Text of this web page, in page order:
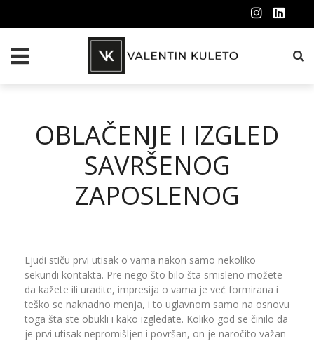
OBLAČENJE I IZGLED
SAVRŠENOG
ZAPOSLENOG
Ljudi stiču prvi utisak o vama nakon samo nekoliko
sekundi kontakta. Pre nego što bilo šta smisleno možete
da kažete ili uradite, impresija o vama je već formirana i
teško se naknadno menja, i to uglavnom samo na osnovu
toga šta ste obukli i kako izgledate. Koliko god se činilo da
je prvi utisak nepromišljen i površan, on je naročito važan